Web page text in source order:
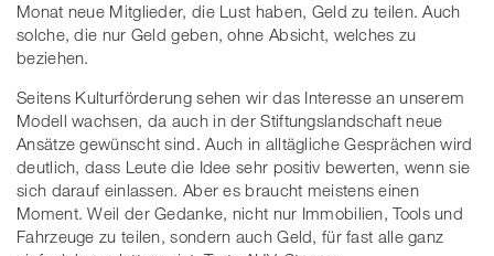
Monat neue Mitglieder, die Lust haben, Geld zu teilen. Auch
solche, die nur Geld geben, ohne Absicht, welches zu
beziehen.
Seitens Kulturförderung sehen wir das Interesse an unserem
Modell wachsen, da auch in der Stiftungslandschaft neue
Ansätze gewünscht sind. Auch in alltägliche Gesprächen wird
deutlich, dass Leute die Idee sehr positiv bewerten, wenn sie
sich darauf einlassen. Aber es braucht meistens einen
Moment. Weil der Gedanke, nicht nur Immobilien, Tools und
Fahrzeuge zu teilen, sondern auch Geld, für fast alle ganz